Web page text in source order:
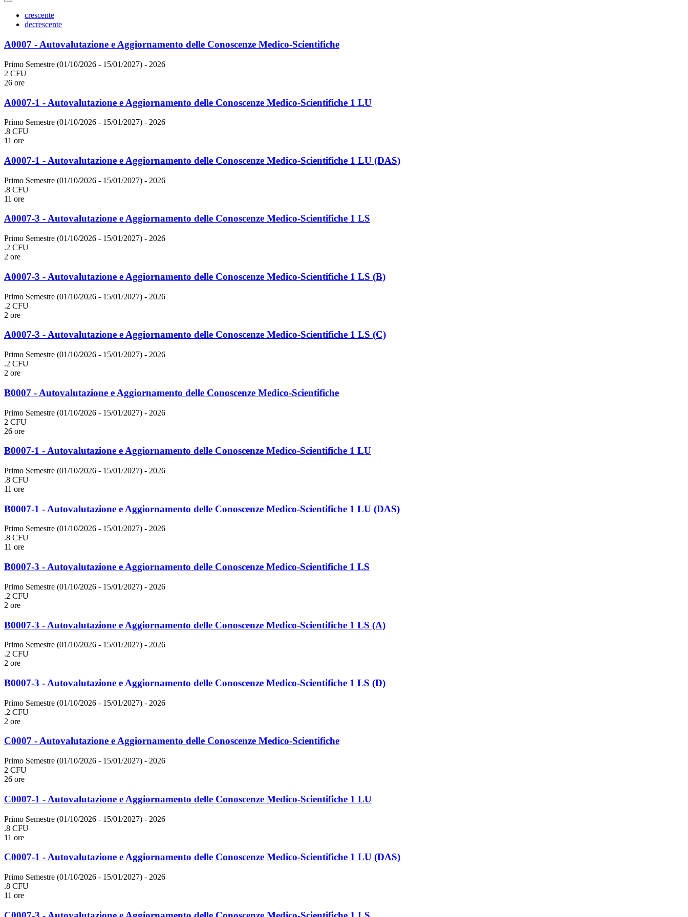
crescente
decrescente
A0007 - Autovalutazione e Aggiornamento delle Conoscenze Medico-Scientifiche
Primo Semestre (01/10/2026 - 15/01/2027) - 2026
2 CFU
26 ore
A0007-1 - Autovalutazione e Aggiornamento delle Conoscenze Medico-Scientifiche 1 LU
Primo Semestre (01/10/2026 - 15/01/2027) - 2026
.8 CFU
11 ore
A0007-1 - Autovalutazione e Aggiornamento delle Conoscenze Medico-Scientifiche 1 LU (DAS)
Primo Semestre (01/10/2026 - 15/01/2027) - 2026
.8 CFU
11 ore
A0007-3 - Autovalutazione e Aggiornamento delle Conoscenze Medico-Scientifiche 1 LS
Primo Semestre (01/10/2026 - 15/01/2027) - 2026
.2 CFU
2 ore
A0007-3 - Autovalutazione e Aggiornamento delle Conoscenze Medico-Scientifiche 1 LS (B)
Primo Semestre (01/10/2026 - 15/01/2027) - 2026
.2 CFU
2 ore
A0007-3 - Autovalutazione e Aggiornamento delle Conoscenze Medico-Scientifiche 1 LS (C)
Primo Semestre (01/10/2026 - 15/01/2027) - 2026
.2 CFU
2 ore
B0007 - Autovalutazione e Aggiornamento delle Conoscenze Medico-Scientifiche
Primo Semestre (01/10/2026 - 15/01/2027) - 2026
2 CFU
26 ore
B0007-1 - Autovalutazione e Aggiornamento delle Conoscenze Medico-Scientifiche 1 LU
Primo Semestre (01/10/2026 - 15/01/2027) - 2026
.8 CFU
11 ore
B0007-1 - Autovalutazione e Aggiornamento delle Conoscenze Medico-Scientifiche 1 LU (DAS)
Primo Semestre (01/10/2026 - 15/01/2027) - 2026
.8 CFU
11 ore
B0007-3 - Autovalutazione e Aggiornamento delle Conoscenze Medico-Scientifiche 1 LS
Primo Semestre (01/10/2026 - 15/01/2027) - 2026
.2 CFU
2 ore
B0007-3 - Autovalutazione e Aggiornamento delle Conoscenze Medico-Scientifiche 1 LS (A)
Primo Semestre (01/10/2026 - 15/01/2027) - 2026
.2 CFU
2 ore
B0007-3 - Autovalutazione e Aggiornamento delle Conoscenze Medico-Scientifiche 1 LS (D)
Primo Semestre (01/10/2026 - 15/01/2027) - 2026
.2 CFU
2 ore
C0007 - Autovalutazione e Aggiornamento delle Conoscenze Medico-Scientifiche
Primo Semestre (01/10/2026 - 15/01/2027) - 2026
2 CFU
26 ore
C0007-1 - Autovalutazione e Aggiornamento delle Conoscenze Medico-Scientifiche 1 LU
Primo Semestre (01/10/2026 - 15/01/2027) - 2026
.8 CFU
11 ore
C0007-1 - Autovalutazione e Aggiornamento delle Conoscenze Medico-Scientifiche 1 LU (DAS)
Primo Semestre (01/10/2026 - 15/01/2027) - 2026
.8 CFU
11 ore